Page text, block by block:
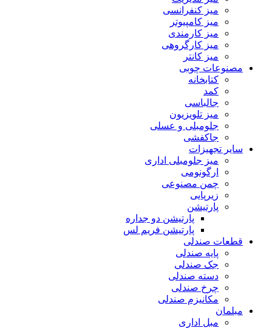
میز کنفرانسی
میز کامپیوتر
میز کارمندی
میز کارگروهی
میز کانتر
مصنوعات چوبی
کتابخانه
کمد
جالباسی
میز تلویزیون
جلومبلی و عسلی
جاکفشی
سایر تجهیزات
میز جلومبلی اداری
ارگونومی
چمن مصنوعی
زیرپایی
پارتیشن
پارتیشن دو جداره
پارتیشن فریم لس
قطعات صندلی
پایه صندلی
جک صندلی
دسته صندلی
چرخ صندلی
مکانیزم صندلی
مبلمان
مبل اداری